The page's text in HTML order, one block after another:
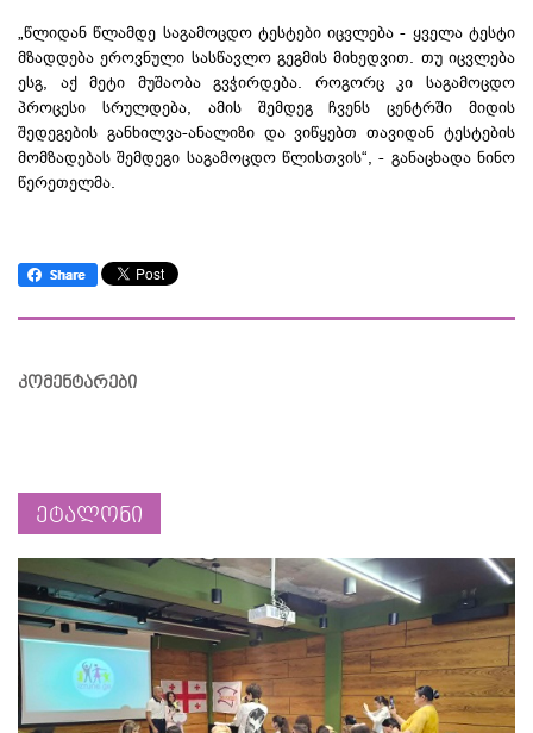
„წლიდან წლამდე საგამოცდო ტესტები იცვლება - ყველა ტესტი
მზადდება ეროვნული სასწავლო გეგმის მიხედვით. თუ იცვლება
ესგ, აქ მეტი მუშაობა გვჭირდება. როგორც კი საგამოცდო
პროცესი სრულდება, ამის შემდეგ ჩვენს ცენტრში მიდის
შედეგების განხილვა-ანალიზიდა ვიწყებთ თავიდან ტესტების
მომზადებას შემდეგი საგამოცდო წლისთვის“, - განაცხადა ნინო
წერეთელმა.
კომენტარები
ეტალონი